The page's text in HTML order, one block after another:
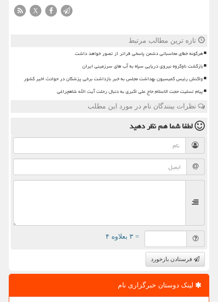
X
تازه ترین مطالب مرتبط
هرگونه خطای محاسباتی دشمن پاسخی فراتر از تصور خواهد داشت
بازگشت ناوگروه نیروی دریایی سپاه به آب های سرزمینی ایران
واکنش رئیس کمیسیون بهداشت مجلس به خبر بازداشت برخی پزشکان در حوادث اخیر کشور
پیام تسلیت حجت الاسلام حاج علی اکبری به دنبال رحلت آیت الله شاهچراغی
نظرات بینندگان نام در مورد این مطلب
لطفا شما همنظر دهید
= ۳ بعلاوه ۴
فرستادن بازخورد
لینک دوستان خبرگزاری نام